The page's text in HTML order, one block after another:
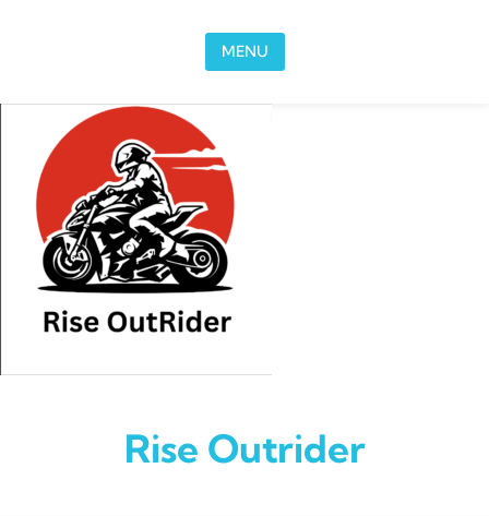
MENU
Rise Outrider